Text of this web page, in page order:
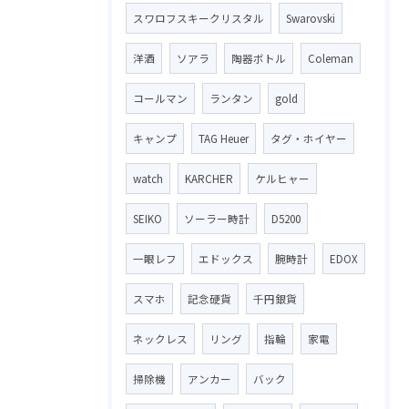
スワロフスキークリスタル Swarovski
洋酒 ソアラ 陶器ボトル Coleman
コールマン ランタン gold
キャンプ TAG Heuer タグ・ホイヤー
watch KARCHER ケルヒャー
SEIKO ソーラー時計 D5200
一眼レフ エドックス 腕時計 EDOX
スマホ 記念硬貨 千円銀貨
ネックレス リング 指輪 家電
掃除機 アンカー バック